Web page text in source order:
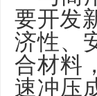
要开发
济性、
合材料
速冲压